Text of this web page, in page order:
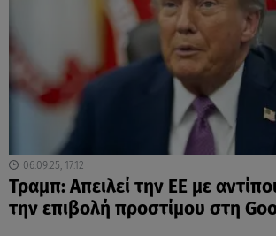
06.09.25, 17:12
Τραμπ: Aπειλεί την ΕΕ με
την επιβολή προστίμου στη